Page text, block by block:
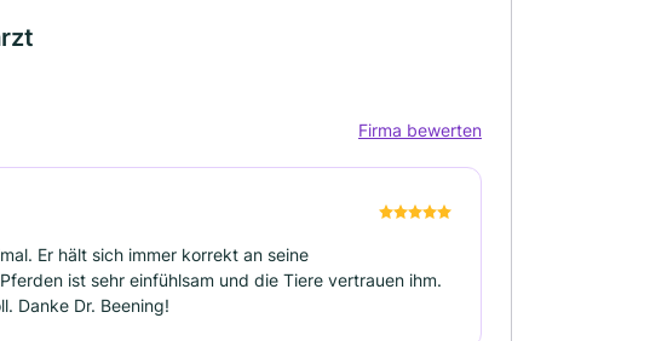
Firma bewerten
Er hält sich immer korrekt an seine
ist sehr einfühlsam und die Tiere vertrauen ihm.
Danke Dr. Beening!